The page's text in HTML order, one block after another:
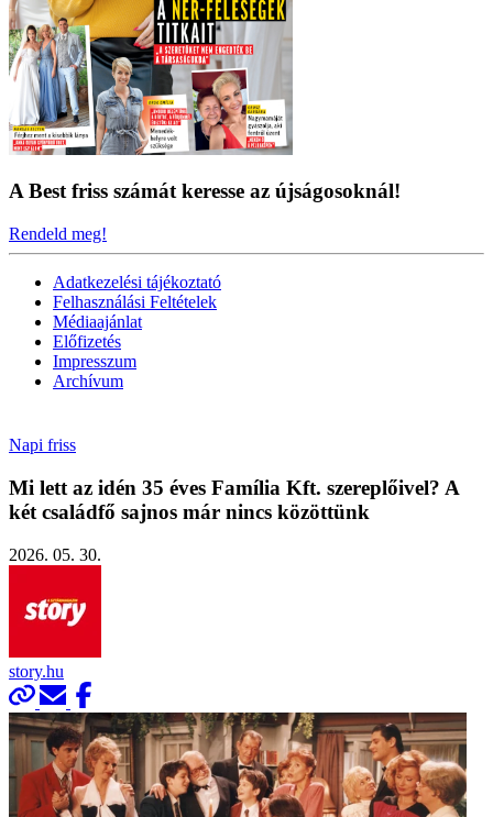
A Best friss számát keresse az újságosoknál!
Rendeld meg!
Adatkezelési tájékoztató
Felhasználási Feltételek
Médiaajánlat
Előfizetés
Impresszum
Archívum
Napi friss
Mi lett az idén 35 éves Família Kft. szereplőivel? A
két családfő sajnos már nincs közöttünk
2026. 05. 30.
story.hu